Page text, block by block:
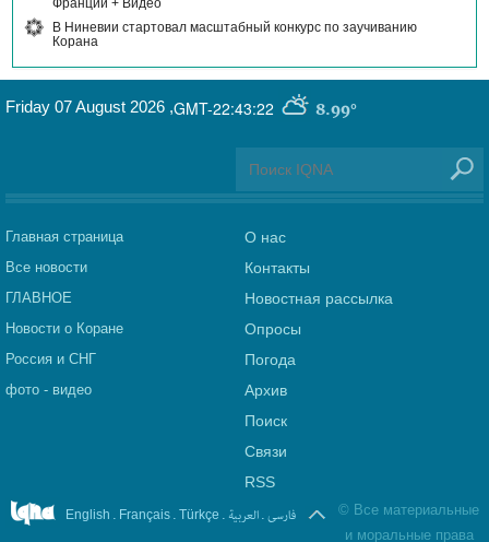
Франции + Видео
В Ниневии стартовал масштабный конкурс по заучиванию
Корана
GMT-22:43:22 8.99°
Friday 07 August 2026 ,
Главная страница
Все новости
ГЛАВНОЕ
Новости о Коране
Россия и СНГ
фото - видео
О нас
Контакты
Новостная рассылка
Опросы
Погода
Архив
Поиск
Связи
RSS
English . Français . Türkçe . العربیة . فارسی © Все материальные
и моральные права